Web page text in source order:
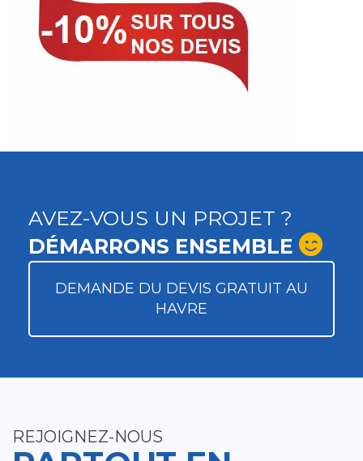
AVEZ-VOUS UN PROJET ?
DÉMARRONS ENSEMBLE
DEMANDE DU DEVIS GRATUIT AU
HAVRE
REJOIGNEZ-NOUS